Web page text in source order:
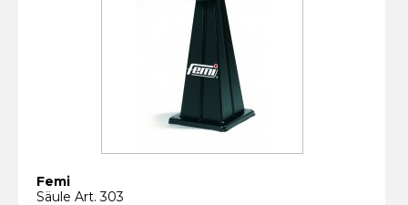
Femi
Säule Art. 303